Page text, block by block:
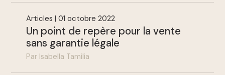
Articles | 01 octobre 2022
Un point de repère pour la vente
sans garantie légale
Par Isabella Tamilia